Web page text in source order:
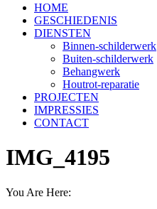
HOME
GESCHIEDENIS
DIENSTEN
Binnen-schilderwerk
Buiten-schilderwerk
Behangwerk
Houtrot-reparatie
PROJECTEN
IMPRESSIES
CONTACT
IMG_4195
You Are Here: